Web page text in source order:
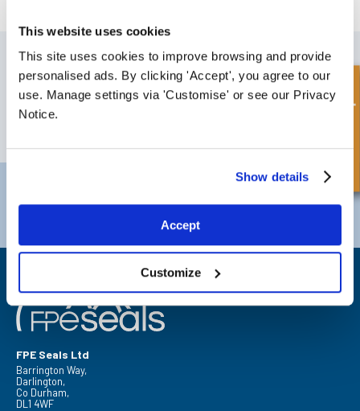
This website uses cookies
This site uses cookies to improve browsing and provide
personalised ads. By clicking 'Accept', you agree to our
use. Manage settings via 'Customise' or see our Privacy
Notice.
Show details
Accept
Customize
SUSCRÍBETE A NUESTRO BOLETÍN
No olvide suscribirse a nuestro boletín para recibir detalles de nuestras
últimas ofertas especiales y nuevos productos.
Teléfono:+44 (0) 1325 282732
sales@fpeseals.com
Teléfono:+44 (0)
FPE Seals Ltd
Barrington Way,
Darlington,
Co Durham,
DL1 4WF
Consulta rápida